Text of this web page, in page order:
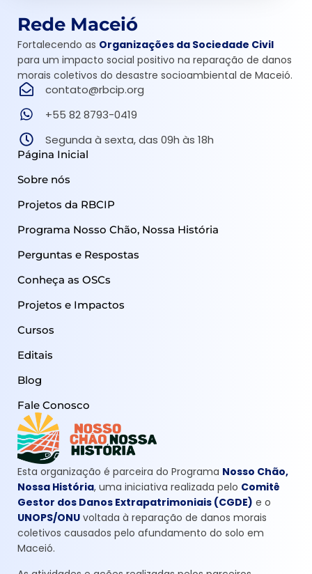
Rede Maceió
Fortalecendo as Organizações da Sociedade Civil
para um impacto social positivo na reparação de danos
morais coletivos do desastre socioambiental de Maceió.
contato@rbcip.org
+55 82 8793-0419
Segunda à sexta, das 09h às 18h
Página Inicial
Sobre nós
Projetos da RBCIP
Programa Nosso Chão, Nossa História
Perguntas e Respostas
Conheça as OSCs
Projetos e Impactos
Cursos
Editais
Blog
Fale Conosco
Esta organização é parceira do Programa Nosso Chão,
Nossa História, uma iniciativa realizada pelo Comitê
Gestor dos Danos Extrapatrimoniais (CGDE) e o
UNOPS/ONU voltada à reparação de danos morais
coletivos causados pelo afundamento do solo em
Maceió.